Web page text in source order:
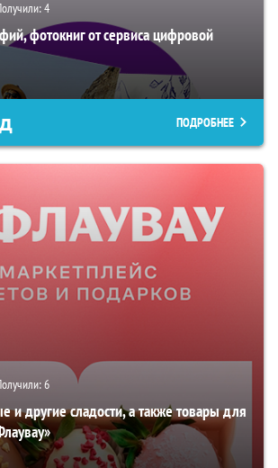
4
фотокниг от сервиса цифровой
ПОДРОБНЕЕ
6
и другие сладости, а также товары для